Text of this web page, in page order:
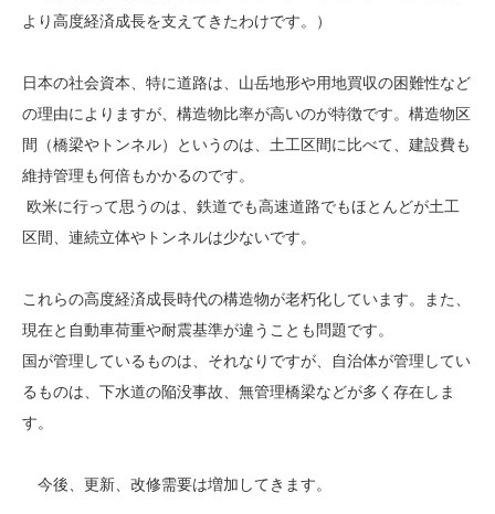
より高度経済成長を支えてきたわけです。）
日本の社会資本、特に道路は、山岳地形や用地買収の困難性など
の理由によりますが、構造物比率が高いのが特徴です。構造物区
間（橋梁やトンネル）というのは、土工区間に比べて、建設費も
維持管理も何倍もかかるのです。
欧米に行って思うのは、鉄道でも高速道路でもほとんどが土工
区間、連続立体やトンネルは少ないです。
これらの高度経済成長時代の構造物が老朽化しています。また、
現在と自動車荷重や耐震基準が違うことも問題です。
国が管理しているものは、それなりですが、自治体が管理してい
るものは、下水道の陥没事故、無管理橋梁などが多く存在しま
す。
今後、更新、改修需要は増加してきます。